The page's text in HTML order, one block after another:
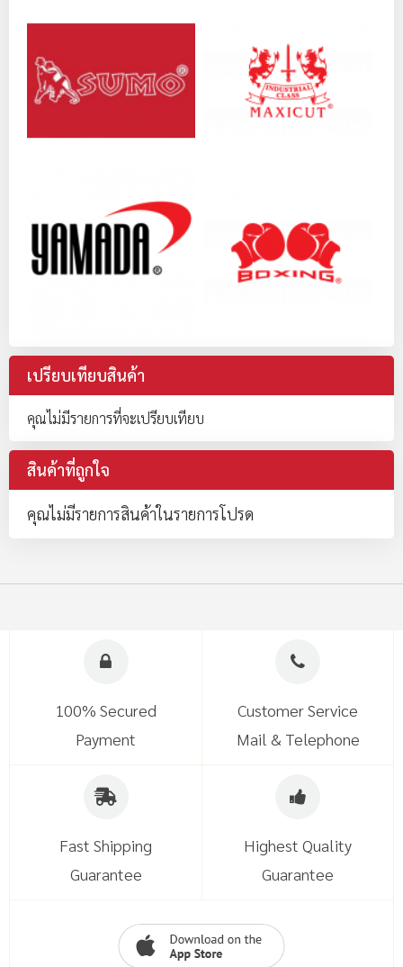
เปรียบเทียบสินค้า
คุณไม่มีรายการที่จะเปรียบเทียบ
สินค้าที่ถูกใจ
คุณไม่มีรายการสินค้าในรายการโปรด
100% Secured
Payment
Customer Service
Mail & Telephone
Fast Shipping
Guarantee
Highest Quality
Guarantee